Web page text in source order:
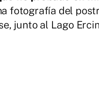
fotografía del
junto al Lago